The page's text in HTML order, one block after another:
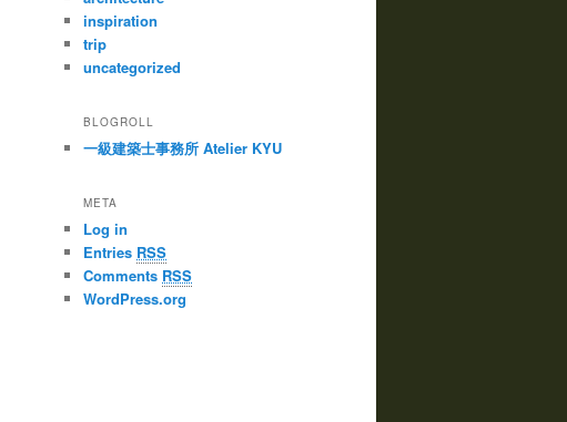
inspiration
trip
uncategorized
BLOGROLL
一級建築士事務所 Atelier KYU
META
Log in
Entries RSS
Comments RSS
WordPress.org